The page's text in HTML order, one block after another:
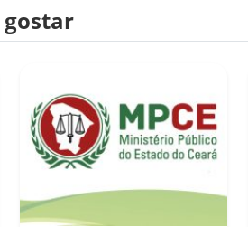
gostar